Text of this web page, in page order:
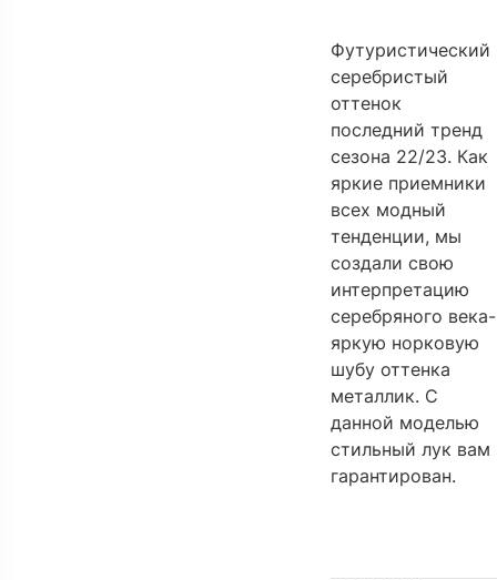
Футуристический
серебристый
оттенок
последний тренд
сезона 22/23. Как
яркие приемники
всех модный
тенденции, мы
создали свою
интерпретацию
серебряного века-
яркую норковую
шубу оттенка
металлик. С
данной моделью
стильный лук вам
гарантирован.